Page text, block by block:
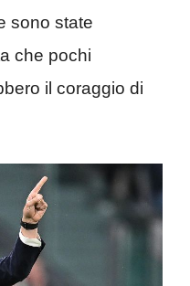
sono state
che pochi
il coraggio di